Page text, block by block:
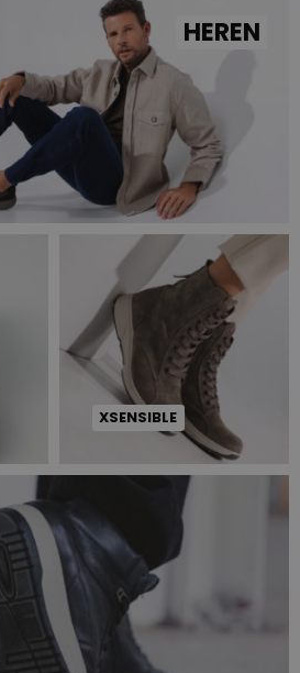
HEREN
XSENSIBLE